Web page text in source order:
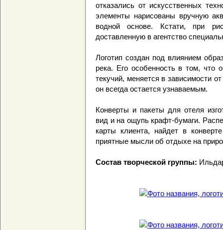
отказались от искусственных
элементы нарисованы вручную
водной основе. Кстати, при
доставленную в агентство
Логотип создан под влиянием
река. Его особенность в том,
текучий, меняется в зависимости
он всегда остается узнаваемым.
Конверты и пакеты для отеля
вид и на ощупь крафт-бумаги.
карты клиента, найдет в
приятные мысли об отдыхе на
Состав творческой группы: